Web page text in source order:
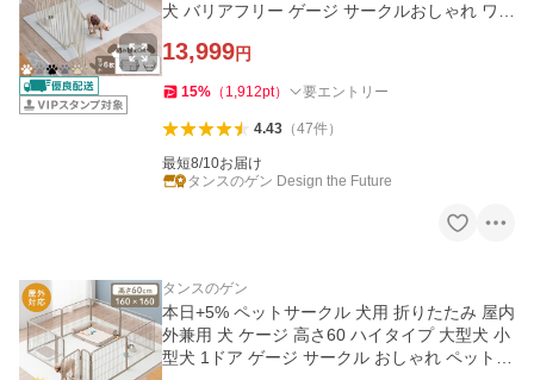
犬 バリアフリー ゲージ サークルおしゃれ ワイ
13,999円
15% （ 1,912pt） 要エントリー
4.43（47件）
最短8/10お届け
タンスのゲン Design the Future
タンスのゲン
本日+5% ペットサークル 犬用 折りたたみ 屋内
外兼用 犬 ケージ 高さ60 ハイタイプ 大型犬 小
型犬 1ドア ゲージ サークル おしゃれ ペットフ